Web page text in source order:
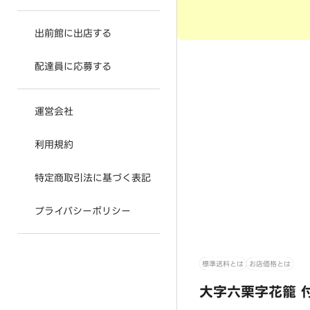
出前館に出店する
配達員に応募する
運営会社
利用規約
特定商取引法に基づく表記
プライバシーポリシー
標準送料とは お店価格とは
大字六栗字花籠